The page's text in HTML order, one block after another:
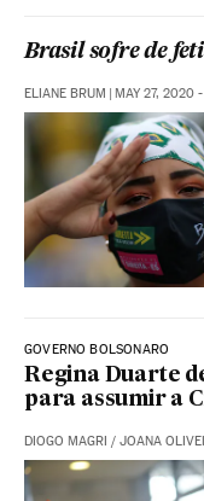
Brasil sofre de
ELIANE BRUM MAY 27, 2020
GOVERNO BOLSONARO
Regina Duarte
para assumir a
DIOGO MAGRI / JOANA